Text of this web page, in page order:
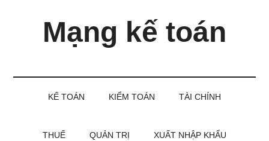
Mạng kế toán
KẾ TOÁN KIỂM TOÁN TÀI CHÍNH
THUẾ QUẢN TRỊ XUẤT NHẬP KHẨU